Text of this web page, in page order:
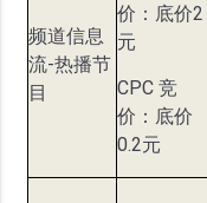
频道信息
流-热播节
目
价：底价2
元
CPC 竞
价：底价
0.2元